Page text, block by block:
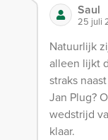
Saul
25 juli
Natuurlijk
alleen lijkt
straks
Jan Plug?
wedstrijd
klaar.